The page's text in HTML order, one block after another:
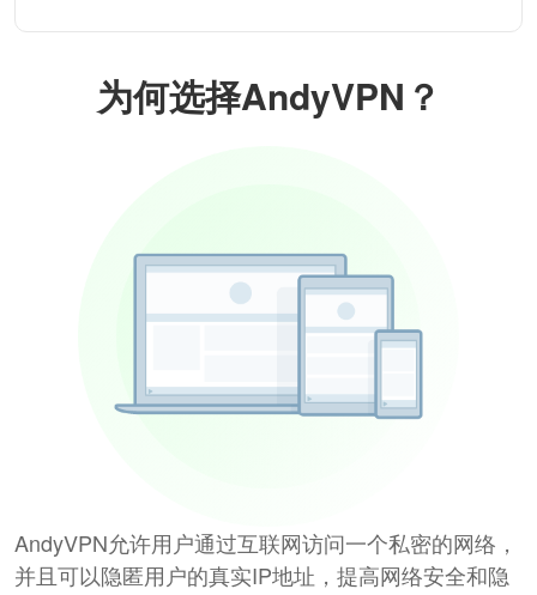
为何选择AndyVPN？
AndyVPN允许用户通过互联网访问一个私密的网络，
并且可以隐匿用户的真实IP地址，提高网络安全和隐